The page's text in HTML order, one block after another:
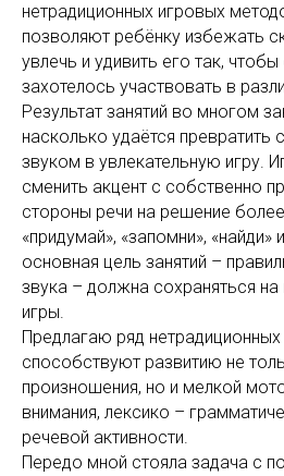
нетрадиционных игровых
позволяют ребёнку избежать
увлечь и удивить его так,
захотелось участвовать в
Результат занятий во многом
насколько удаётся превратить
звуком в увлекательную игру.
сменить акцент с собственно
стороны речи на решение
«придумай», «запомни», «найди»
основная цель занятий –
звука – должна сохраняться
игры.
Предлагаю ряд
способствуют развитию не
произношения, но и мелкой
внимания, лексико –
речевой активности.
Передо мной стояла задача с